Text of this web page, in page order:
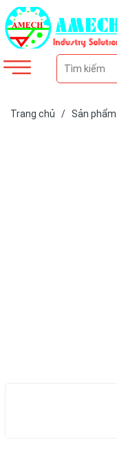
Trang chủ / Sản phẩm